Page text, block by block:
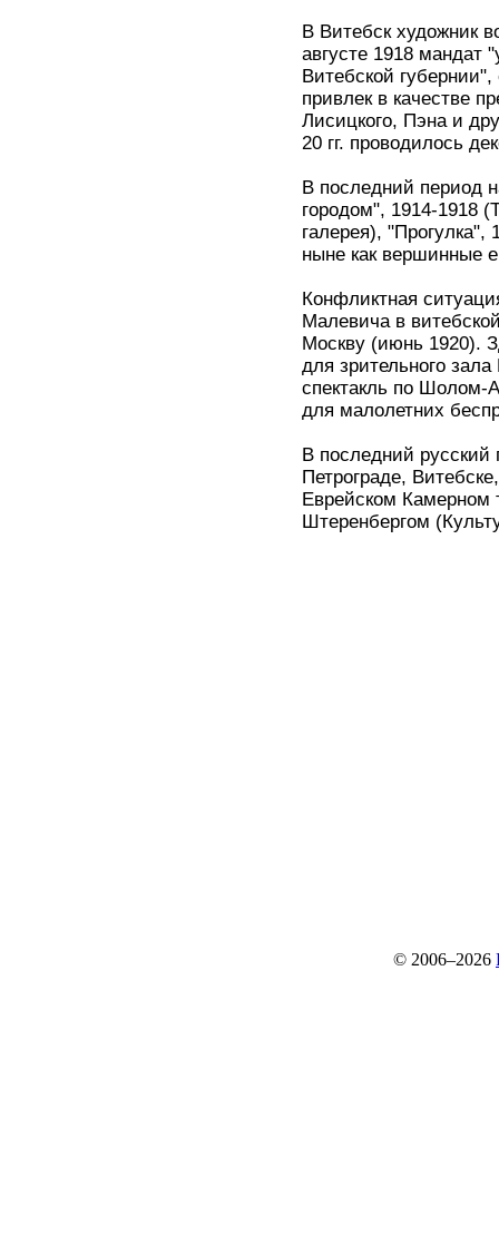
В Витебск художник
августе 1918 мандат
Витебской
привлек в качестве
Лисицкого, Пэна и
20 гг. проводилось
В последний период
городом", 1914-1918
галерея),
ныне как вершинные
Конфликтная
Малевича в
Москву (июнь 1920).
для зрительного
спектакль по Шолом-
для малолетних
В последний
Петрограде,
Еврейском
Штеренбергом
© 2006–2026